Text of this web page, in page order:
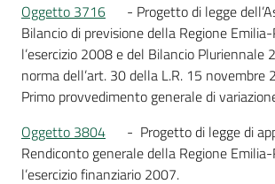
Oggetto 3716
- Progetto di legge
Bilancio di previsione della Regione
l’esercizio 2008 e del Bilancio
norma dell’art. 30 della L.R. 15 novembre
Primo provvedimento generale di
Oggetto 3804
- Progetto di legge di
Rendiconto generale della Regione
l’esercizio finanziario 2007.